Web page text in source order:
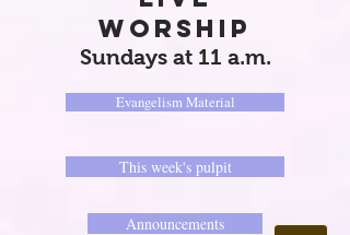
WORSHIP
Sundays at 11 a.m.
Evangelism Material
This week's pulpit
Announcements